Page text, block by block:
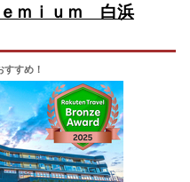
ｅｍｉｕｍ 白浜
すすめ！